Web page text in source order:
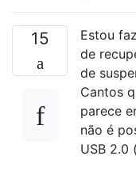
15
Estou
de
de
Cantos
parece
não é
USB 2.0